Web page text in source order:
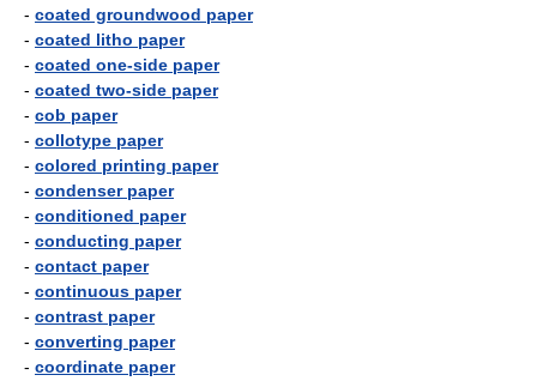
- coated groundwood paper
- coated litho paper
- coated one-side paper
- coated two-side paper
- cob paper
- collotype paper
- colored printing paper
- condenser paper
- conditioned paper
- conducting paper
- contact paper
- continuous paper
- contrast paper
- converting paper
- coordinate paper